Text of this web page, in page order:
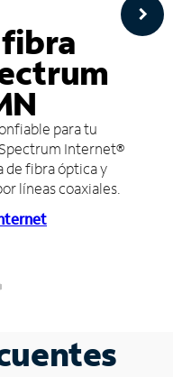
para tu
Internet®
de fibra óptica y
líneas coaxiales.